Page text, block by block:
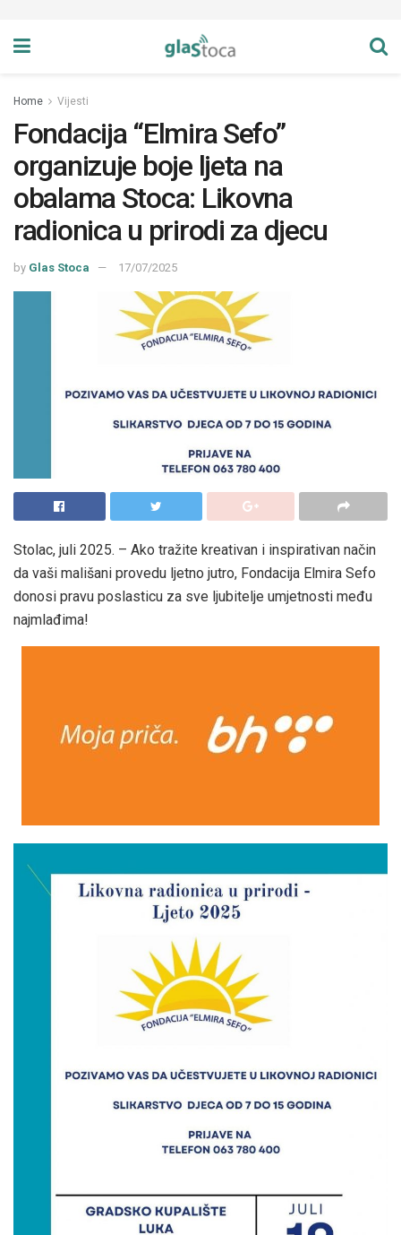
Home Vijesti
Fondacija “Elmira Sefo”
organizuje boje ljeta na
obalama Stoca: Likovna
radionica u prirodi za djecu
by Glas Stoca 17/07/2025
Stolac, juli 2025. – Ako tražite kreativan i inspirativan način
da vaši mališani provedu ljetno jutro, Fondacija Elmira Sefo
donosi pravu poslasticu za sve ljubitelje umjetnosti među
najmlađima!